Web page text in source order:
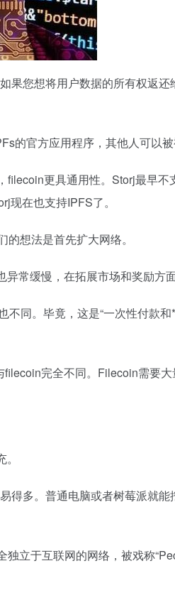
您想将用户数据的所有权返
的官方应用程序，其他人可以被
更具通用性。Storj最早
现在也支持IPFS了。
想法是首先扩大网络。
常缓慢，在拓展市场和奖励方
同。毕竟，这是“一次性付款
完全不同。Filecoin需要
得多。普通电脑或者树莓派就
立于互联网的网络，被戏称